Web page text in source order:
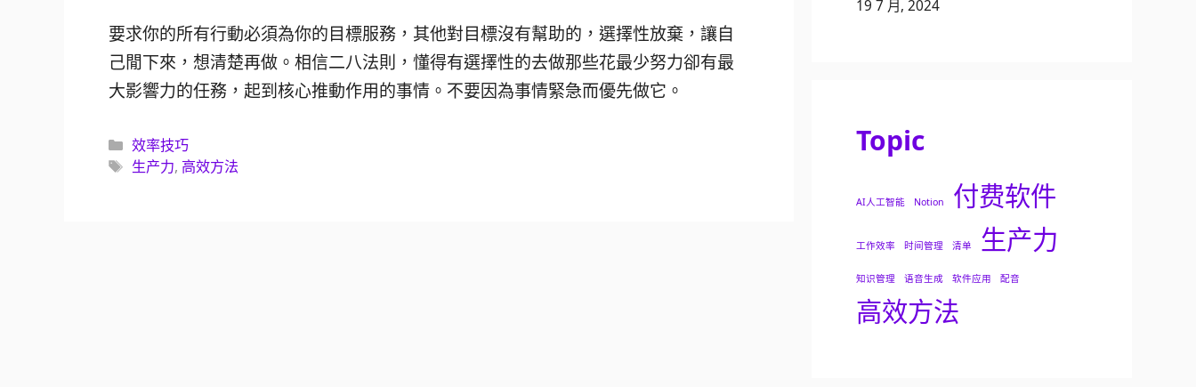
要求你的所有行動必須為你的目標服務，其他對目標沒有幫助的，選擇性放棄，讓自
己閒下來，想清楚再做。相信二八法則，懂得有選擇性的去做那些花最少努力卻有最
大影響力的任務，起到核心推動作用的事情。不要因為事情緊急而優先做它。
分
類
效率技巧
標
生产力, 高效方法
19 7 月, 2024
Topic
AI人工智能 Notion 付费软件
工作效率 时间管理 清单 生产力
知识管理 语音生成 软件应用 配音
高效方法